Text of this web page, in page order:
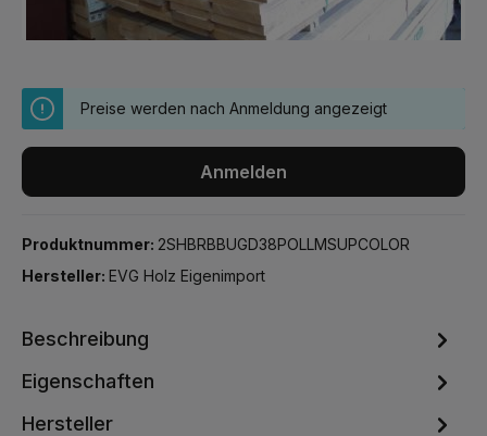
Preise werden nach Anmeldung angezeigt
Anmelden
Produktnummer: 2SHBRBBUGD38POLLMSUPCOLOR
Hersteller: EVG Holz Eigenimport
Beschreibung
Eigenschaften
Hersteller